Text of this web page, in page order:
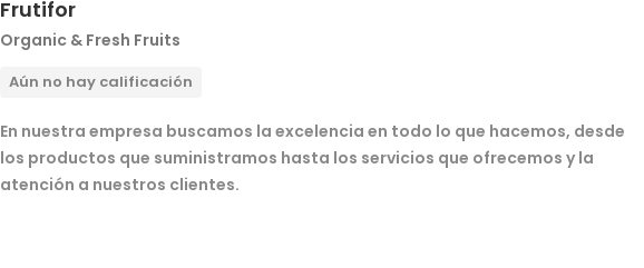
Frutifor
Organic & Fresh Fruits
Aún no hay calificación
En nuestra empresa buscamos la excelencia en todo lo que hacemos, desde
los productos que suministramos hasta los servicios que ofrecemos y la
atención a nuestros clientes.